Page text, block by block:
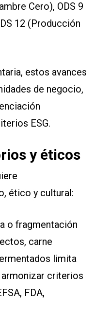
Cero), ODS 9
12 (Producción
estos avances
de negocio,
ESG.
y éticos
ético y cultural:
o fragmentación
carne
limita
armonizar criterios
FDA,